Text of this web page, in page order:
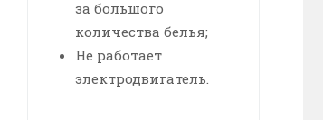
за большого
количества белья;
Не работает
электродвигатель.